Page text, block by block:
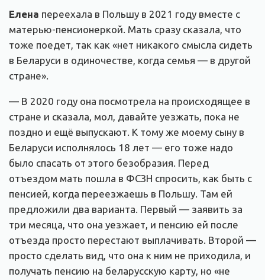
Елена переехала в Польшу в 2021 году вместе с
матерью-пенсионеркой. Мать сразу сказала, что
тоже поедет, так как «нет никакого смысла сидеть
в Беларуси в одиночестве, когда семья — в другой
стране».
— В 2020 году она посмотрела на происходящее в
стране и сказала, мол, давайте уезжать, пока не
поздно и ещё выпускают. К тому же моему сыну в
Беларуси исполнялось 18 лет — его тоже надо
было спасать от этого безобразия. Перед
отъездом мать пошла в ФСЗН спросить, как быть с
пенсией, когда переезжаешь в Польшу. Там ей
предложили два варианта. Первый — заявить за
три месяца, что она уезжает, и пенсию ей после
отъезда просто перестают выплачивать. Второй —
просто сделать вид, что она к ним не приходила, и
получать пенсию на беларусскую карту, но «не